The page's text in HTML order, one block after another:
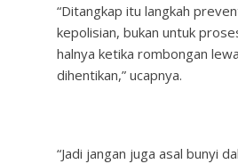
“Ditangkap itu langkah
kepolisian, bukan untuk
halnya ketika rombongan
dihentikan,” ucapnya.
“Jadi jangan juga asal bunyi